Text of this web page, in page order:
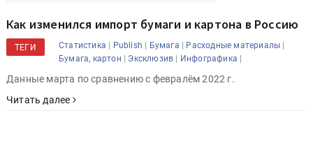
Как изменился импорт бумаги и картона в Россию
ТЕГИ Статистика | Publish | Бумага | Расходные материалы |
Бумага, картон | Эксклюзив | Инфографика |
Данные марта по сравнению с февралём 2022 г.
Читать далее